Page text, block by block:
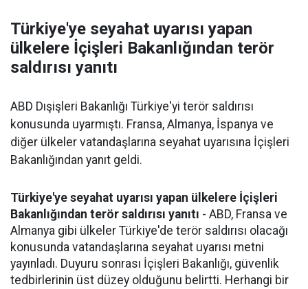
Türkiye'ye seyahat uyarısı yapan
ülkelere İçişleri Bakanlığından terör
saldırısı yanıtı
ABD Dışişleri Bakanlığı Türkiye'yi terör saldırısı
konusunda uyarmıştı. Fransa, Almanya, İspanya ve
diğer ülkeler vatandaşlarına seyahat uyarısına İçişleri
Bakanlığından yanıt geldi.
Türkiye'ye seyahat uyarısı yapan ülkelere İçişleri
Bakanlığından terör saldırısı yanıtı - ABD, Fransa ve
Almanya gibi ülkeler Türkiye'de terör saldırısı olacağı
konusunda vatandaşlarına seyahat uyarısı metni
yayınladı. Duyuru sonrası İçişleri Bakanlığı, güvenlik
tedbirlerinin üst düzey olduğunu belirtti. Herhangi bir